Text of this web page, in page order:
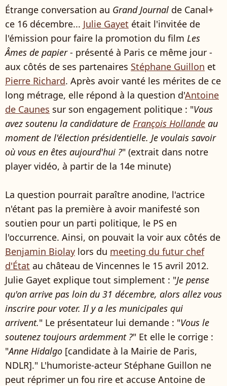
Étrange conversation au Grand Journal de Canal+
ce 16 décembre... Julie Gayet était l'invitée de
l'émission pour faire la promotion du film Les
Âmes de papier- présenté à Paris ce même jour -
aux côtés de ses partenaires Stéphane Guillon et
Pierre Richard. Après avoir vanté les mérites de ce
long métrage, elle répond à la question d'Antoine
de Caunes sur son engagement politique : "Vous
avez soutenu la candidature de François Hollande au
moment de l'élection présidentielle. Je voulais savoir
où vous en êtes aujourd'hui ?" (extrait dans notre
player vidéo, à partir de la 14e minute)
La question pourrait paraître anodine, l'actrice
n'étant pas la première à avoir manifesté son
soutien pour un parti politique, le PS en
l'occurrence. Ainsi, on pouvait la voir aux côtés de
Benjamin Biolay lors du meeting du futur chef
d'État au château de Vincennes le 15 avril 2012.
Julie Gayet explique tout simplement : "Je pense
qu'on arrive pas loin du 31 décembre, alors allez vous
inscrire pour voter. Il y a les municipales qui
arrivent." Le présentateur lui demande : "Vous le
soutenez toujours ardemment ?" Et elle le corrige :
"Anne Hidalgo [candidate à la Mairie de Paris,
NDLR]." L'humoriste-acteur Stéphane Guillon ne
peut réprimer un fou rire et accuse Antoine de